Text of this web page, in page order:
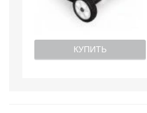
КУПИТЬ